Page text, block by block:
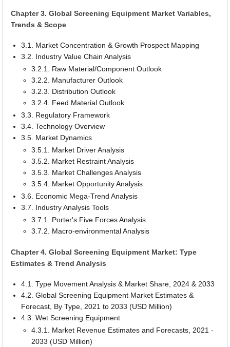
Chapter 3. Global Screening Equipment Market Variables,
Trends & Scope
3.1. Market Concentration & Growth Prospect Mapping
3.2. Industry Value Chain Analysis
3.2.1. Raw Material/Component Outlook
3.2.2. Manufacturer Outlook
3.2.3. Distribution Outlook
3.2.4. Feed Material Outlook
3.3. Regulatory Framework
3.4. Technology Overview
3.5. Market Dynamics
3.5.1. Market Driver Analysis
3.5.2. Market Restraint Analysis
3.5.3. Market Challenges Analysis
3.5.4. Market Opportunity Analysis
3.6. Economic Mega-Trend Analysis
3.7. Industry Analysis Tools
3.7.1. Porter's Five Forces Analysis
3.7.2. Macro-environmental Analysis
Chapter 4. Global Screening Equipment Market: Type
Estimates & Trend Analysis
4.1. Type Movement Analysis & Market Share, 2024 & 2033
4.2. Global Screening Equipment Market Estimates &
Forecast, By Type, 2021 to 2033 (USD Million)
4.3. Wet Screening Equipment
4.3.1. Market Revenue Estimates and Forecasts, 2021 -
2033 (USD Million)